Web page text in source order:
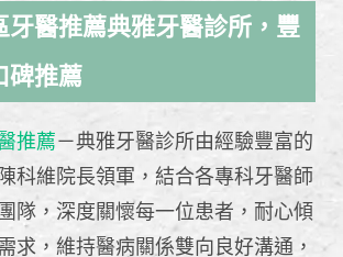
牙醫推薦典雅牙醫診所，豐
碑推薦
推薦－典雅牙醫診所由經驗豐富的
科維院長領軍，結合各專科牙醫師
隊，深度關懷每一位患者，耐心傾
求，維持醫病關係雙向良好溝通，